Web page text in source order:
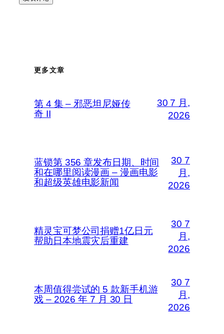
更多文章
第 4 集 – 邪恶坦尼娅传
奇 II
30 7 月,
2026
蓝锁第 356 章发布日期、时间
和在哪里阅读漫画 – 漫画电影
和超级英雄电影新闻
30 7
月,
2026
精灵宝可梦公司捐赠1亿日元
帮助日本地震灾后重建
30 7
月,
2026
本周值得尝试的 5 款新手机游
戏 – 2026 年 7 月 30 日
30 7
月,
2026